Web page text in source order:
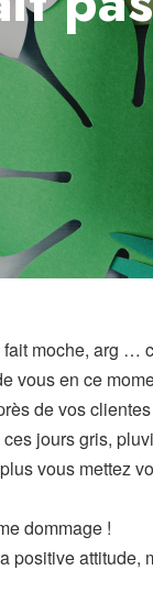
moche, arg …
vous en ce
de vos
jours gris,
vous mettez
dommage !
positive attitude,